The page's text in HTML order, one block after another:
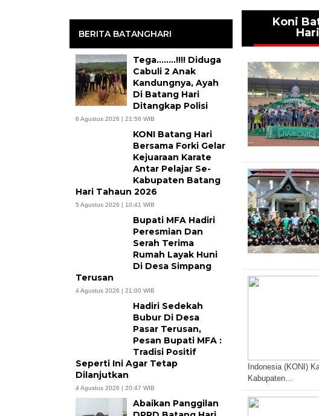
BERITA BATANGHARI
Tega……..!!!! Diduga
Cabuli 2 Anak
Kandungnya, Ayah
Di Batang Hari
Ditangkap Polisi
6 Agustus 2026 | 21:56 WIB
KONI Batang Hari
Bersama Forki Gelar
Kejuaraan Karate
Antar Pelajar Se-
Kabupaten Batang
Hari Tahaun 2026
5 Agustus 2026 | 10:41 WIB
Bupati MFA Hadiri
Peresmian Dan
Serah Terima
Rumah Layak Huni
Di Desa Simpang
Terusan
4 Agustus 2026 | 21:00 WIB
Hadiri Sedekah
Bubur Di Desa
Pasar Terusan,
Pesan Bupati MFA :
Tradisi Positif
Seperti Ini Agar Tetap
Dilanjutkan
4 Agustus 2026 | 20:47 WIB
Abaikan Panggilan
Koni
Hari
Indonesia (KONI)
Kabupaten…